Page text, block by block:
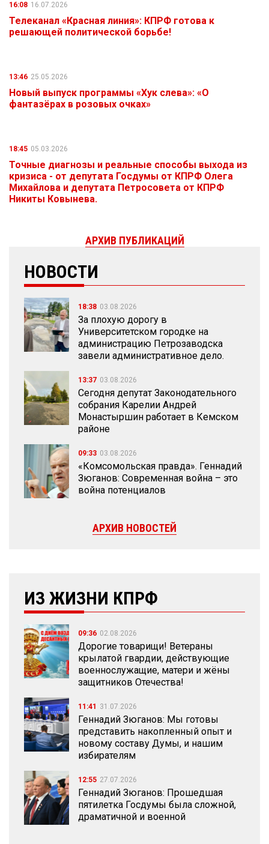
НОВОСТИ
18:38 03.08.2026
За плохую дорогу в
Университетском городке на
администрацию Петрозаводска
завели административное дело.
13:37 03.08.2026
Сегодня депутат Законодательного
собрания Карелии Андрей
Монастыршин работает в Кемском
районе
09:33 03.08.2026
«Комсомольская правда». Геннадий
Зюганов: Современная война – это
война потенциалов
АРХИВ НОВОСТЕЙ
ИЗ ЖИЗНИ КПРФ
09:36 02.08.2026
Дорогие товарищи! Ветераны
крылатой гвардии, действующие
военнослужащие, матери и жёны
защитников Отечества!
11:41 31.07.2026
Геннадий Зюганов: Мы готовы
представить накопленный опыт и
новому составу Думы, и нашим
избирателям
12:55 27.07.2026
Геннадий Зюганов: Прошедшая
пятилетка Госдумы была сложной,
драматичной и военной
16:08 16.07.2026
Телеканал «Красная линия»: КПРФ готова к
решающей политической борьбе!
13:46 25.05.2026
Новый выпуск программы «Хук слева»: «О
фантазёрах в розовых очках»
18:45 05.03.2026
Точные диагнозы и реальные способы выхода из
кризиса - от депутата Госдумы от КПРФ Олега
Михайлова и депутата Петросовета от КПРФ
Никиты Ковынева.
АРХИВ ПУБЛИКАЦИЙ